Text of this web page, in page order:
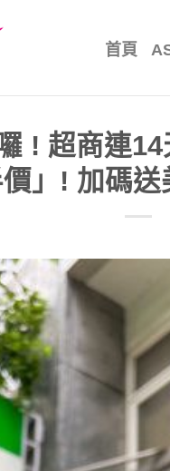
首頁
! 超商連
」! 加碼送